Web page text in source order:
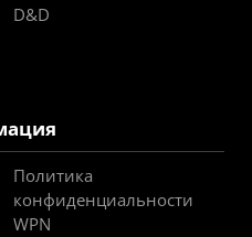
D&D
Политика
конфиденциальности
WPN